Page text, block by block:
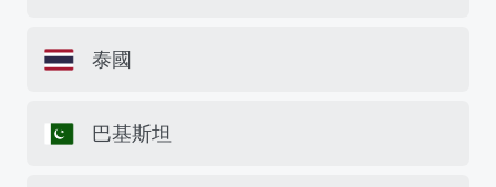
泰國
巴基斯坦